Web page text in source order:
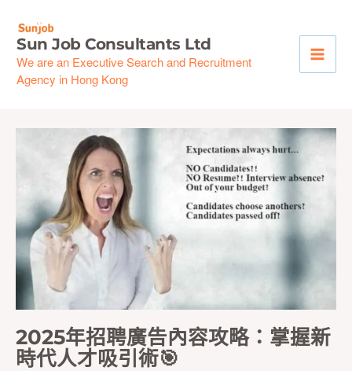
content
Sun Job Consultants Ltd
We are an Executive Search and Recruitment
Agency in Hong Kong
2025年招聘廣告內容攻略：掌握新
時代人才吸引術🎯